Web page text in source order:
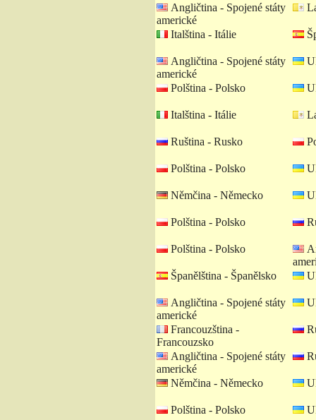
Angličtina - Spojené státy
americké
Italština - Itálie
Angličtina - Spojené státy
americké
Polština - Polsko
Italština - Itálie
Ruština - Rusko
Polština - Polsko
Němčina - Německo
Polština - Polsko
Polština - Polsko
Španělština - Španělsko
Angličtina - Spojené státy
americké
Francouzština -
Francouzsko
Angličtina - Spojené státy
americké
Němčina - Německo
Polština - Polsko